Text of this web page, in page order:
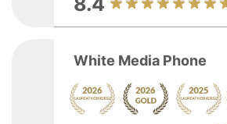
White Media Phone